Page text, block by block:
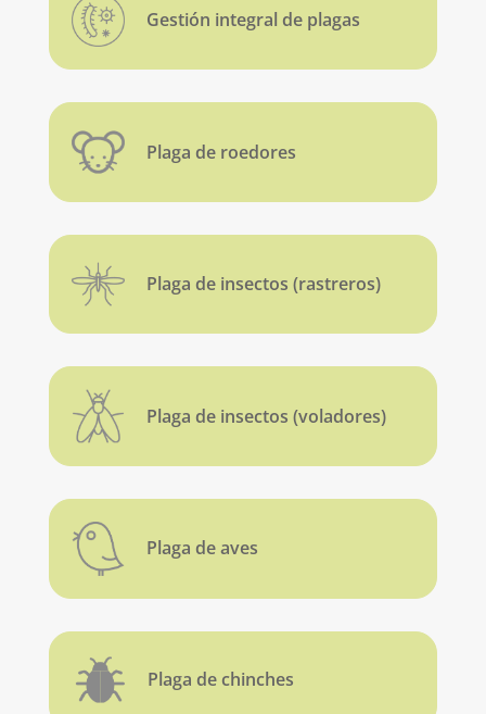
Gestión integral de plagas
Plaga de roedores
Plaga de insectos (rastreros)
Plaga de insectos (voladores)
Plaga de aves
Plaga de chinches